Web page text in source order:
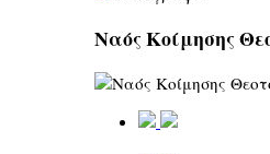
Ναός Κοίμησης